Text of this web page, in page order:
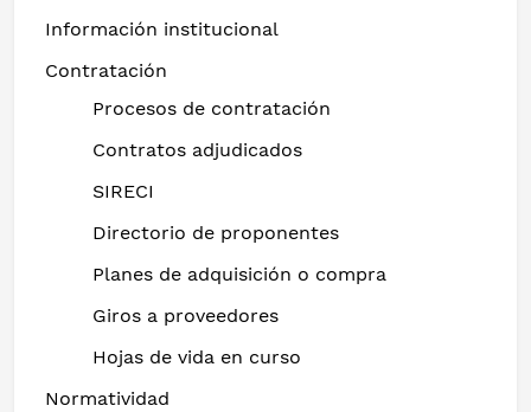
Información institucional
Contratación
Procesos de contratación
Contratos adjudicados
SIRECI
Directorio de proponentes
Planes de adquisición o compra
Giros a proveedores
Hojas de vida en curso
Normatividad